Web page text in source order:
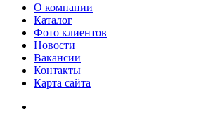
О компании
Каталог
Фото клиентов
Новости
Вакансии
Контакты
Карта сайта